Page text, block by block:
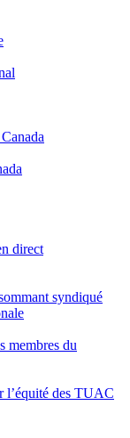
direct
syndiqué
membres du
l’équité des TUAC